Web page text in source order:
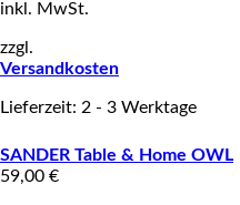
inkl. MwSt.
zzgl.
Versandkosten
Lieferzeit: 2 - 3 Werktage
SANDER Table & Home OWL
59,00 €